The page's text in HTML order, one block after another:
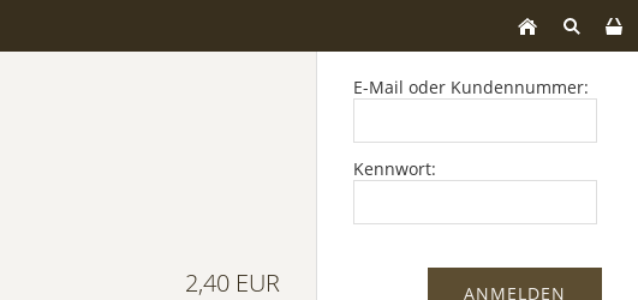
2,40 EUR
E-Mail oder Kundennummer:
Kennwort: